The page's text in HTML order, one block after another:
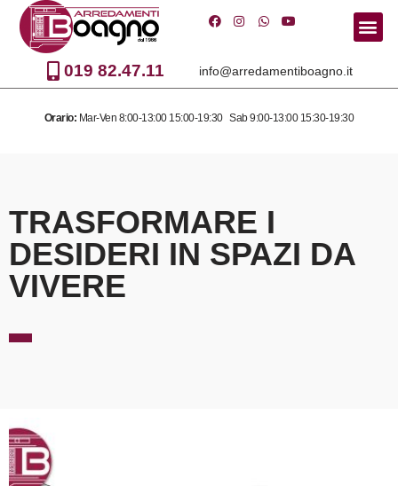
Vai
contenuto
019 82.47.11 info@arredamentiboagno.it
Orario: Mar-Ven 8:00-13:00 15:00-19:30 Sab 9:00-13:00 15:30-19:30
TRASFORMARE I
DESIDERI IN SPAZI DA
VIVERE